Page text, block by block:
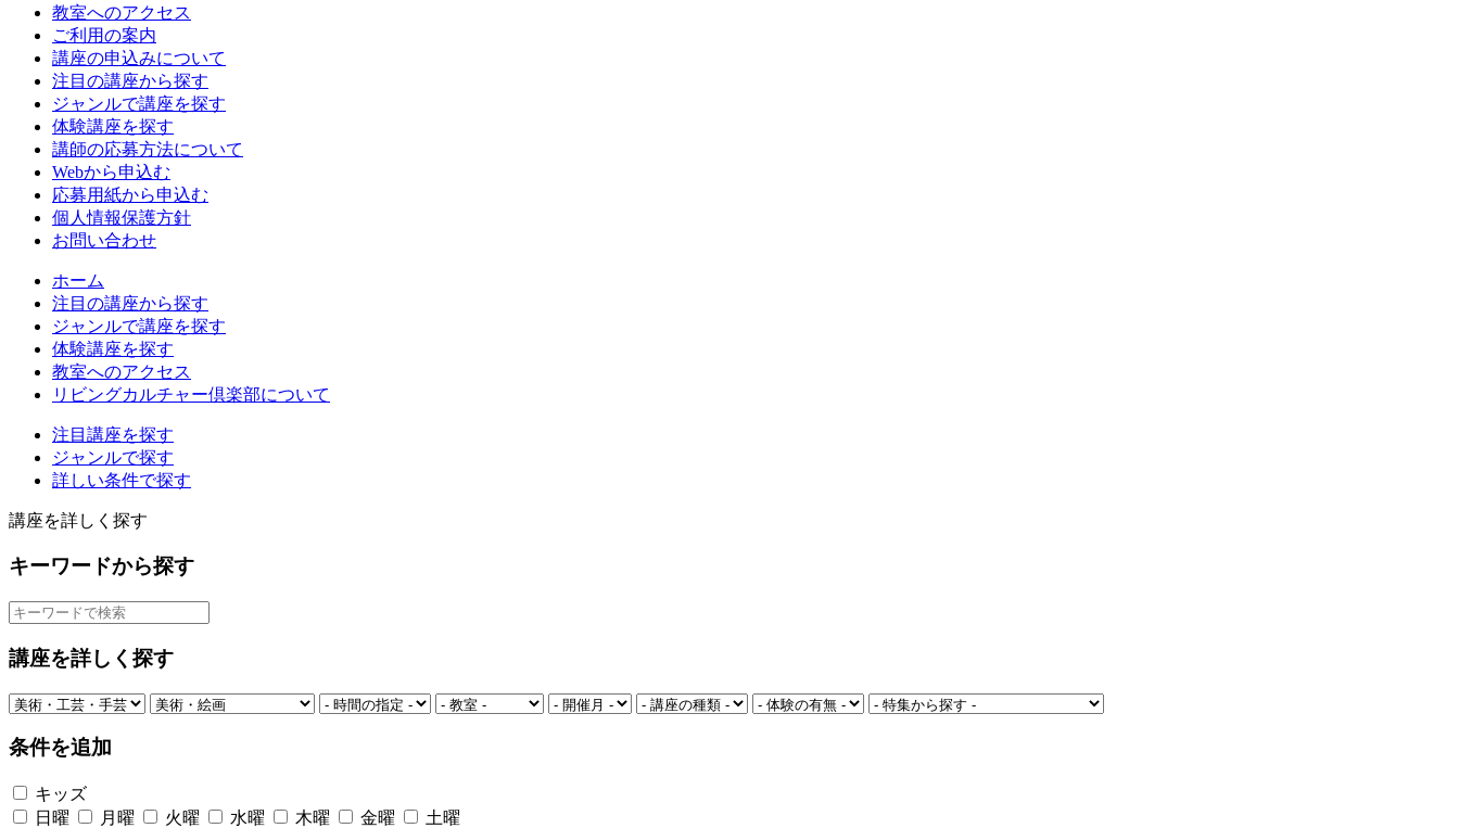
教室へのアクセス
ご利用の案内
講座の申込みについて
注目の講座から探す
ジャンルで講座を探す
体験講座を探す
講師の応募方法について
Webから申込む
応募用紙から申込む
個人情報保護方針
お問い合わせ
ホーム
注目の講座から探す
ジャンルで講座を探す
体験講座を探す
教室へのアクセス
リビングカルチャー倶楽部について
注目講座を探す
ジャンルで探す
詳しい条件で探す
講座を詳しく探す
キーワードから探す
講座を詳しく探す
条件を追加
キッズ
日曜
月曜 火曜 水曜 木曜 金曜 土曜